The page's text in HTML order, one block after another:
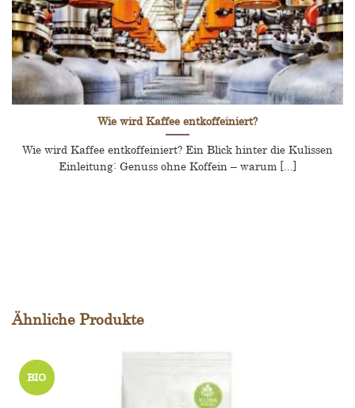
Wie wird Kaffee entkoffeiniert?
Wie wird Kaffee entkoffeiniert? Ein Blick hinter die Kulissen
Einleitung: Genuss ohne Koffein – warum [...]
Ähnliche Produkte
BIO